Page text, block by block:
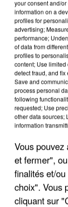
UN SECOND
your consent and/
information on a
profiles for
advertising;
performance;
of data from
profiles to
content; Use limited
detect fraud, and
Save and
process personal
following
requested; Use
other data sources;
information
Vous pouvez
et fermer",
finalités et/
choix". Vous
cliquant sur